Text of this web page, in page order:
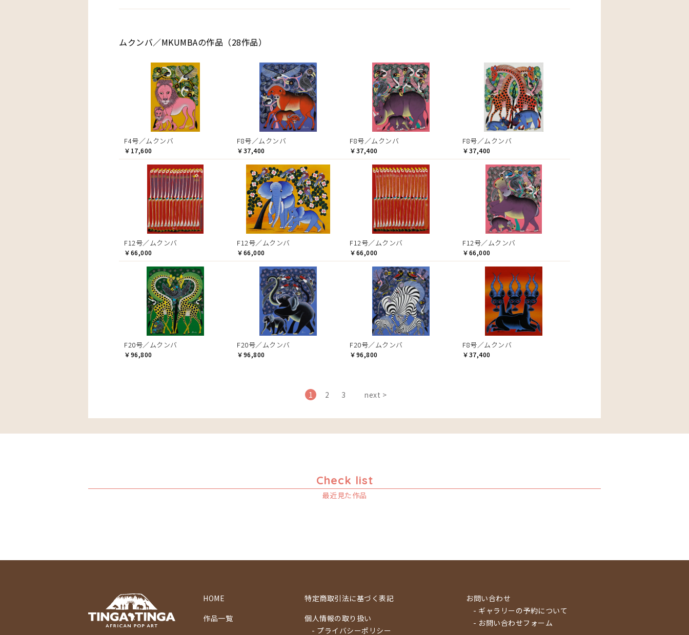
ムクンバ／MKUMBAの作品（28作品）
F4号／ムクンバ
￥17,600
F8号／ムクンバ
￥37,400
F8号／ムクンバ
￥37,400
F8号／ムクンバ
￥37,400
F12号／ムクンバ
￥66,000
F12号／ムクンバ
￥66,000
F12号／ムクンバ
￥66,000
F12号／ムクンバ
￥66,000
F20号／ムクンバ
￥96,800
F20号／ムクンバ
￥96,800
F20号／ムクンバ
￥96,800
F8号／ムクンバ
￥37,400
1 2 3 next >
Check list
最近見た作品
HOME
作品一覧
特定商取引法に基づく表記
個人情報の取り扱い
- プライバシーポリシー
お問い合わせ
- ギャラリーの予約について
- お問い合わせフォーム